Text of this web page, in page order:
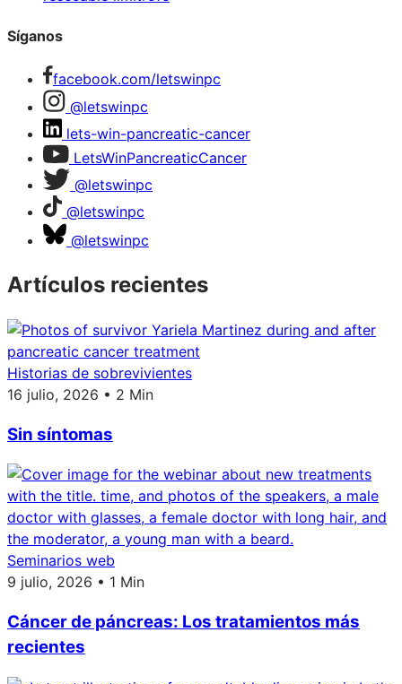
Síganos
facebook.com/letswinpc
@letswinpc
lets-win-pancreatic-cancer
LetsWinPancreaticCancer
@letswinpc
@letswinpc
@letswinpc
Artículos recientes
Historias de sobrevivientes
16 julio, 2026 • 2 Min
Sin síntomas
Seminarios web
9 julio, 2026 • 1 Min
Cáncer de páncreas: Los tratamientos más
recientes